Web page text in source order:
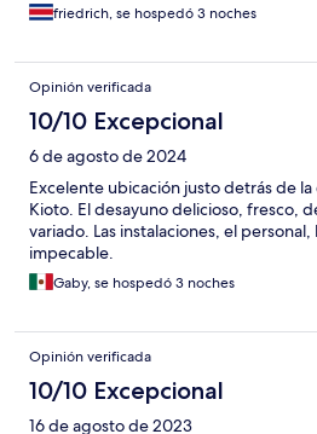
friedrich, se hospedó 3 noches
Opinión verificada
10/10 Excepcional
6 de agosto de 2024
Excelente ubicación justo detrás de
Kioto. El desayuno delicioso, fresco,
variado. Las instalaciones, el
impecable.
Gaby, se hospedó 3 noches
Opinión verificada
10/10 Excepcional
16 de agosto de 2023